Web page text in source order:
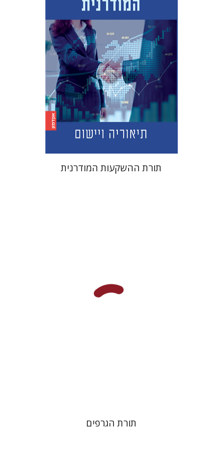
הנחת אתר ספר מודפס
$50
$45
תורת ההשקעות המודרנית
תורת הגרפים